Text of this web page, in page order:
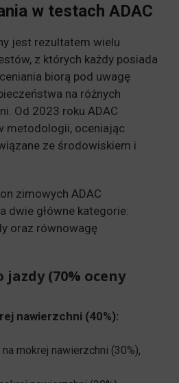
w testach ADAC
jest rezultatem wielu
z których każdy posiada
biorą pod uwagę
na różnych
Od 2023 roku ADAC
metodologii, oceniając
ze środowiskiem i
zimowych ADAC
dwie główne kategorie:
oraz równowagę
jazdy (70% oceny
nawierzchni (40%):
mokrej nawierzchni (30%),